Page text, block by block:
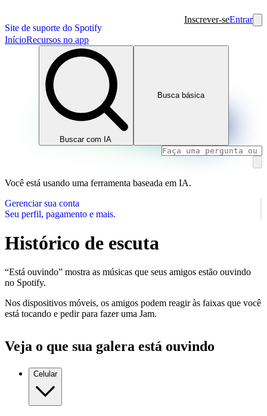
Site de suporte do Spotify
Inscrever-seEntrar
InícioRecursos no app
Buscar com IA
Busca básica
Você está usando uma ferramenta baseada em IA.
Gerenciar sua conta
Seu perfil, pagamento e mais.
Histórico de escuta
“Está ouvindo” mostra as músicas que seus amigos estão ouvindo
no Spotify.
Nos dispositivos móveis, os amigos podem reagir às faixas que você
está tocando e pedir para fazer uma Jam.
Veja o que sua galera está ouvindo
Celular